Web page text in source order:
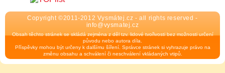
Copyright ©2011-2012 Vysmátej.cz - all rights reserved -
info@vysmatej.cz
Obsah těchto stránek se skládá zejména z děl tzv. lidové tvořivosti bez možnosti určení
původu nebo autora díla.
Příspěvky mohou být určeny k dalšímu šíření. Správce stránek si vyhrazuje právo na
změnu obsahu a schválení či neschválení vkládaných vtipů.